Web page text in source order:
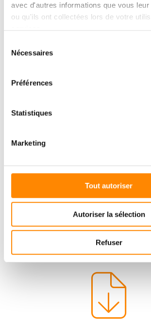
avec d'autres informations que vous
ou qu'ils ont collectées lors de votre
Nécessaires
Préférences
Statistiques
Marketing
Tout autoriser
Autoriser la sélection
Refuser